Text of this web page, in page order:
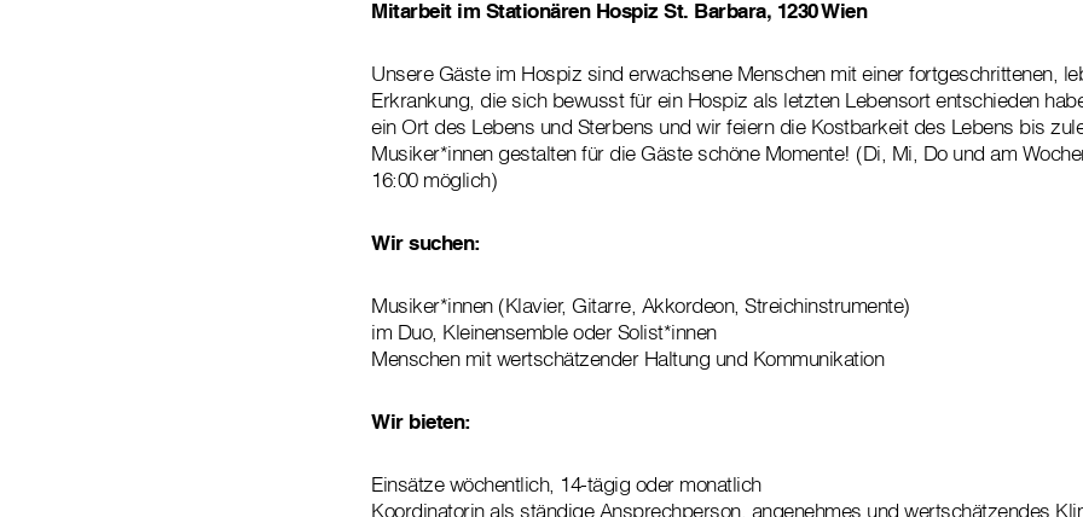
Mitarbeit im Stationären Hospiz St. Barbara, 1230 Wien
Unsere Gäste im Hospiz sind erwachsene Menschen mit einer fortgeschrittenen,
Erkrankung, die sich bewusst für ein Hospiz als letzten Lebensort entschieden
ein Ort des Lebens und Sterbens und wir feiern die Kostbarkeit des Lebens bis
Musiker*innen gestalten für die Gäste schöne Momente! (Di, Mi, Do und am
16:00 möglich)
Wir suchen:
Musiker*innen (Klavier, Gitarre, Akkordeon, Streichinstrumente)
im Duo, Kleinensemble oder Solist*innen
Menschen mit wertschätzender Haltung und Kommunikation
Wir bieten:
Einsätze wöchentlich, 14-tägig oder monatlich
Koordinatorin als ständige Ansprechperson, angenehmes und wertschätzendes